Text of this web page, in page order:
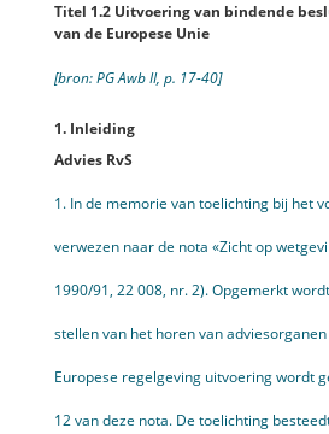
Titel 1.2 Uitvoering van bindende
van de Europese Unie
[bron: PG Awb II, p. 17-40]
1. Inleiding
Advies RvS
1. In de memorie van toelichting bij het
verwezen naar de nota «Zicht op
1990/91, 22 008, nr. 2). Opgemerkt
stellen van het horen van
Europese regelgeving uitvoering wordt
12 van deze nota. De toelichting